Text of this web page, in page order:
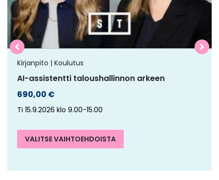
Kirjanpito | Koulutus
AI-assistentti taloushallinnon arkeen
690,00 €
Ti 15.9.2026 klo 9.00-15.00
VALITSE VAIHTOEHDOISTA
tehdä
valinnat
tuotteen
sivulla.